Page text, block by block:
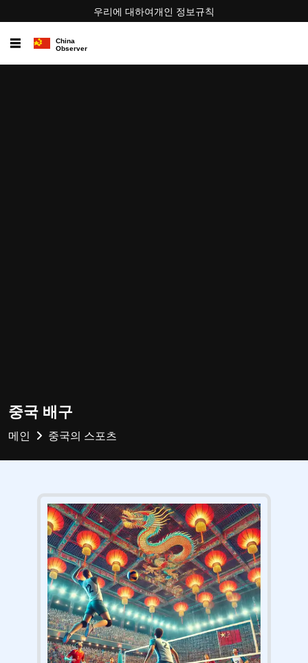
우리에 대하여개인 정보규칙
☰
중국 배구
메인 중국의 스포츠